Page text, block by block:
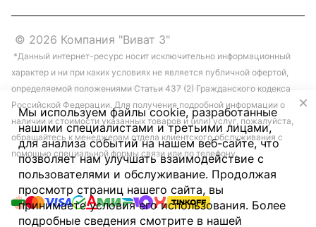
© 2026 Компания "Виват 3"
*Данный интернет-ресурс носит исключительно информационный
характер и ни при каких условиях не является публичной офертой,
определяемой положениями Статьи 437 (2) Гражданского кодекса
Российской Федерации. Для получения подробной информации о
наличии и стоимости указанных товаров и (или) услуг, пожалуйста,
обращайтесь к менеджерам отдела клиентского обслуживания с
помощью специальной формы связи или по телефону.
Мы используем файлы cookie, разработанные
нашими специалистами и третьими лицами,
для анализа событий на нашем веб-сайте, что
позволяет нам улучшать взаимодействие с
пользователями и обслуживание. Продолжая
просмотр страниц нашего сайта, вы
принимаете условия его использования. Более
подробные сведения смотрите в нашей